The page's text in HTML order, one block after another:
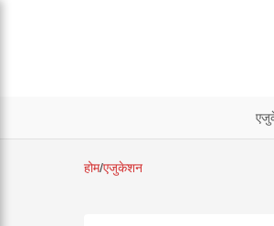
होम/एजुकेशन